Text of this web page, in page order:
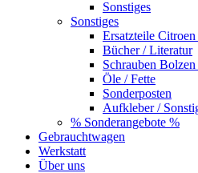
Sonstiges
Sonstiges
Ersatzteile
Bücher / Literatur
Schrauben
Öle / Fette
Sonderposten
Aufkleber /
% Sonderangebote %
Gebrauchtwagen
Werkstatt
Über uns